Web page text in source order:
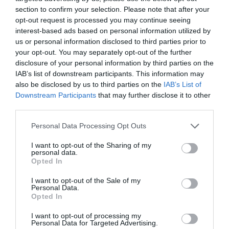
section to confirm your selection. Please note that after your
opt-out request is processed you may continue seeing
interest-based ads based on personal information utilized by
us or personal information disclosed to third parties prior to
your opt-out. You may separately opt-out of the further
disclosure of your personal information by third parties on the
IAB’s list of downstream participants. This information may
also be disclosed by us to third parties on the IAB’s List of
Downstream Participants that may further disclose it to other
Please note that this website/app uses one or more Google
not limited to your visit or usage behaviour. You may click to
grant or deny consent to Google and its third-party tags to
use your data for below specified purposes in below Google
consent section.
Personal Data Processing Opt Outs
I want to opt-out of the Sharing of my
personal data.
Opted In
I want to opt-out of the Sale of my
Personal Data.
Opted In
I want to opt-out of processing my
Personal Data for Targeted Advertising.
εφαρμογή μόνο σε μέρη όπου κρύβονται τα έντομα.
Το προϊόν έχει ισχυρή υπολειμματική διάρκεια δράσης μετά την
εφαρμογή που διαρκεί 8 εβδομάδες για τις κατσαρίδες και 4
εβδομάδες για τα μυρμήγκια. Λάβετε υπόψη ότι η εφαρμογή σε πολύ
μικρές περιοχές μπορεί να επιμηκύνει ελαφρώς τον χρόνο θεραπείας.
Το γεγονός αυτό επηρεάζει την άμεση δράση του προϊόντος και
μπορεί να χρειαστούν έως και 7 ημέρες για να επιτευχθεί πλήρης
θνησιμότητα ενάντια στην ανατολίτικη κατσαρίδα και στα μυρμήγκια.
Εφαρμογή του προϊόντος ως φράγμα που θα αποτρέπει την
είσοδο των μυρμηγκιών στο κτίριο:
μεγαλύτερη από 1 εκατοστό 5 γρ. σκευάσματος / m2, περιμετρικά
του κτιρίου ώστε να δημιουργηθεί ένα φυσικό φράγμα. Το προϊόν δεν
ημέρες μετά την έκθεση των μυρμηγκιών στις προσφάτως
υπολειμματική δράση.
Συχνότητα εφαρμογής:
Για τον έλεγχο των κοριών και των ψύλλων:
Βρίσκουν καταφύγιο σε πολύ περιορισμένους χώρους σε
εσοχές των επίπλων. Τα έντομα αυτά γενικά περιορίζονται σε αυτές